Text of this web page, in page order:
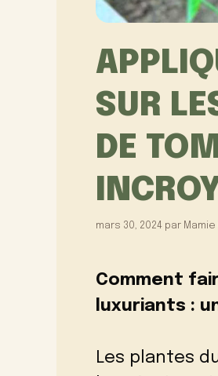
SUR
DE
mars 30, 2024 par
Comment
luxuriants :
Les plantes